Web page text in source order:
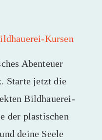
Kursen
Abenteuer
Starte jetzt die
Bildhauerei-
der plastischen
deine Seele